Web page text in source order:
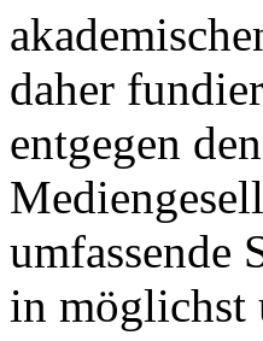
daher
entgegen
umfassende
in möglichst